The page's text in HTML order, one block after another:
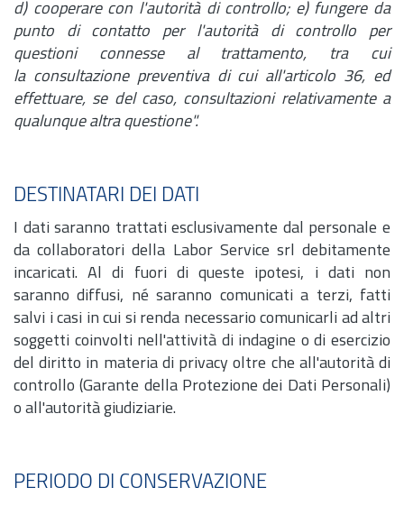
d) cooperare con l'autorità di controllo; e) fungere da
punto di contatto per l'autorità di controllo per
questioni connesse al trattamento, tra cui
la consultazione preventiva di cui all'articolo 36, ed
effettuare, se del caso, consultazioni relativamente a
qualunque altra questione".
DESTINATARI DEI DATI
I dati saranno trattati esclusivamente dal personale e
da collaboratori della Labor Service srl debitamente
incaricati. Al di fuori di queste ipotesi, i dati non
saranno diffusi, né saranno comunicati a terzi, fatti
salvi i casi in cui si renda necessario comunicarli ad altri
soggetti coinvolti nell'attività di indagine o di esercizio
del diritto in materia di privacy oltre che all'autorità di
controllo (Garante della Protezione dei Dati Personali)
o all'autorità giudiziarie.
PERIODO DI CONSERVAZIONE